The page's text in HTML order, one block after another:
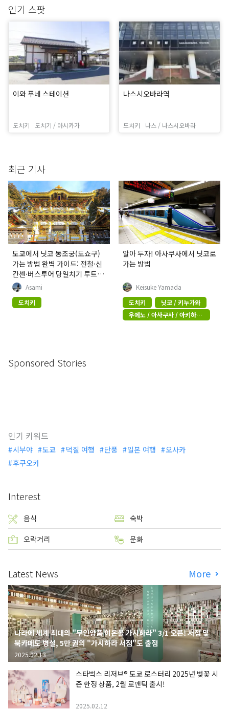
인기 스팟
이와 푸네 스테이션
도치키 도치기 / 아시카가
나스시오바라역
도치키 나스 / 나스시오바라
최근 기사
도쿄에서 닛코 동조궁(도쇼구)
가는 방법 완벽 가이드: 전철·신
칸센·버스투어 당일치기 루트
및 주변 명소 총정리
Asami
도치키
알아 두자! 아사쿠사에서 닛코로
가는 방법
Keisuke Yamada
도치키
닛코 / 키누가와
우에노 / 아사쿠사 / 아키하바
라
Sponsored Stories
인기 키워드
시부야 도쿄 덕질 여행 단풍 일본 여행
오사카
후쿠오카
Interest
음식 숙박
오락거리 문화
Latest News More
나라에 세계 최대의 "무인양품 이온몰 가시하라" 3/1 오픈! 서점 및
북카페도 병설, 5만 권의 "가시하라 서점"도 출점
2025.02.13
스타벅스 리저브® 도쿄 로스터리 2025년 벚꽃 시
즌 한정 상품, 2월 로맨틱 출시!
2025.02.12